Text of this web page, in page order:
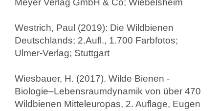
Meyer Verlag GmbH & Co; Wiebelsheim
Westrich, Paul (2019): Die Wildbienen
Deutschlands; 2.Aufl., 1.700 Farbfotos;
Ulmer-Verlag; Stuttgart
Wiesbauer, H. (2017). Wilde Bienen -
Biologie–Lebensraumdynamik von über 470
Wildbienen Mitteleuropas, 2. Auflage, Eugen